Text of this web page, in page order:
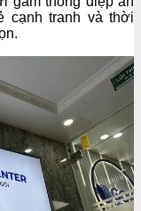
cạnh tranh và thời